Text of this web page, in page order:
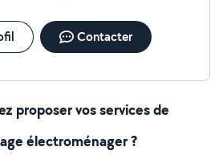
Contacter
proposer vos services de
électroménager ?